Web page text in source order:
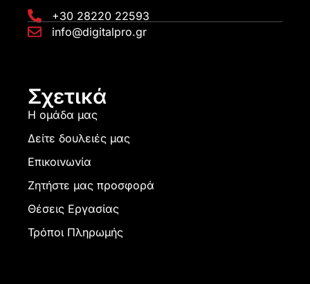
+30 28220 22593
info@digitalpro.gr
Σχετικά
Η ομάδα μας
Δείτε δουλειές μας
Επικοινωνία
Ζητήστε μας προσφορά
Θέσεις Εργασίας
Τρόποι Πληρωμής